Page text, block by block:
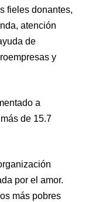
fieles donantes,
atención
de
y
a
de 15.7
por el amor.
más pobres